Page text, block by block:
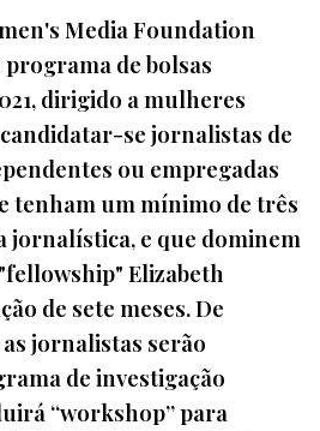
Media Foundation
de bolsas
dirigido a mulheres
se jornalistas de
ou empregadas
tenham um mínimo de três
jornalística, e que dominem
Elizabeth
de sete meses. De
jornalistas serão
de investigação
“workshop” para